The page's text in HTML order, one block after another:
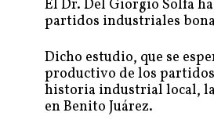
El Dr. Del Giorgio Solfa
partidos industriales
Dicho estudio, que se
productivo de los
historia industrial local, la
en Benito Juárez.